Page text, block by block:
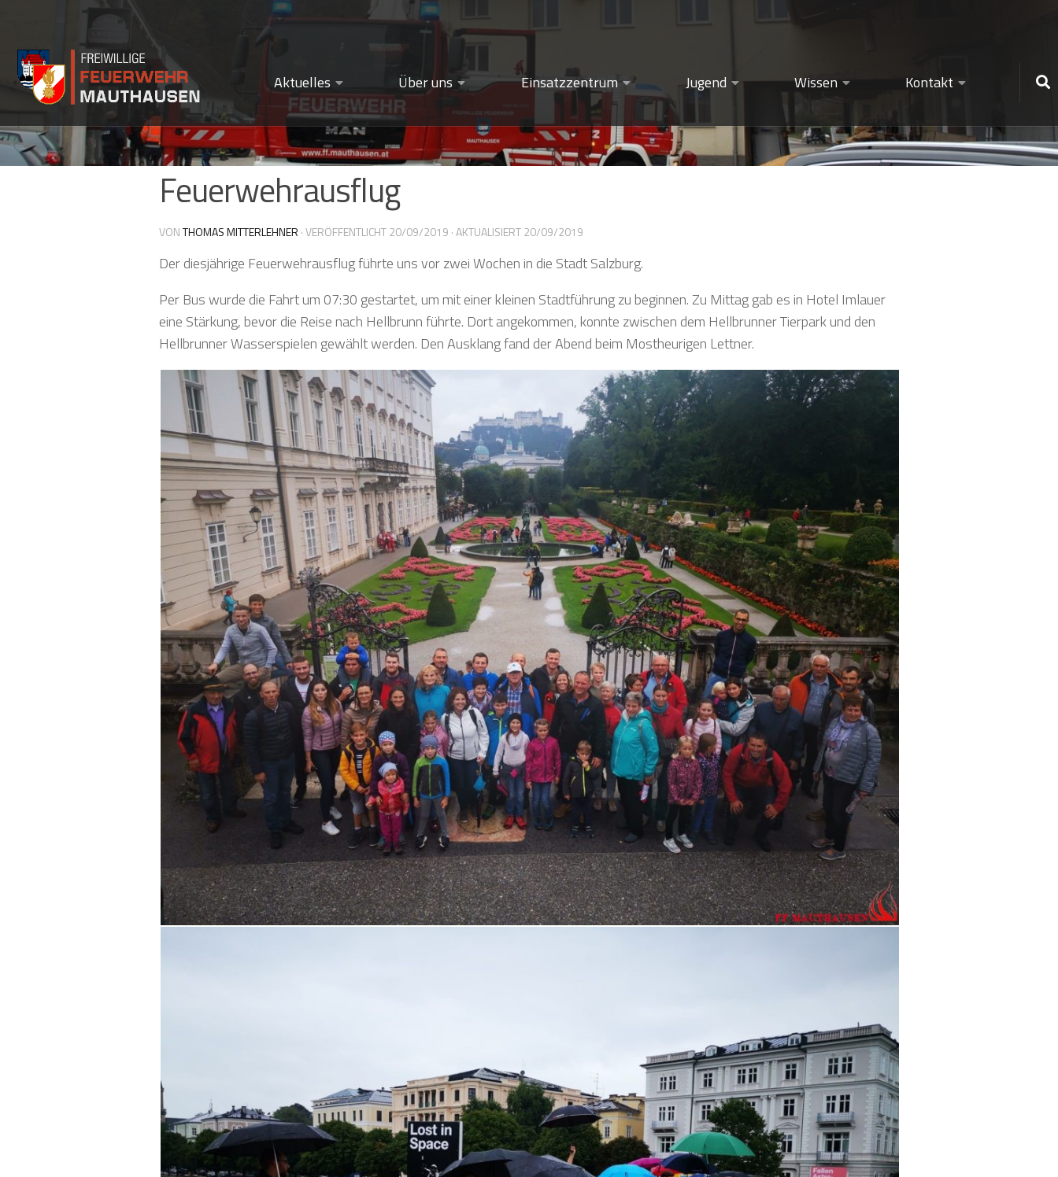
Zum Inhalt springen
Aktuelles Über uns Einsatzzentrum Jugend Wissen Kontakt
Feuerwehrausflug
VONTHOMAS MITTERLEHNER · VERÖFFENTLICHT20/09/2019 · AKTUALISIERT20/09/2019
Der diesjährige Feuerwehrausflug führte uns vor zwei Wochen in die Stadt Salzburg.
Per Bus wurde die Fahrt um 07:30 gestartet, um mit einer kleinen Stadtführung zu beginnen. Zu Mittag gab es in Hotel Imlauer
eine Stärkung, bevor die Reise nach Hellbrunn führte. Dort angekommen, konnte zwischen dem Hellbrunner Tierpark und den
Hellbrunner Wasserspielen gewählt werden. Den Ausklang fand der Abend beim Mostheurigen Lettner.